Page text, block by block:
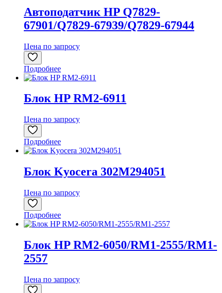
Автоподатчик HP Q7829-
67901/Q7829-67939/Q7829-67944
Цена по запросу
Подробнее
Блок HP RM2-6911
Цена по запросу
Подробнее
Блок Kyocera 302M294051
Цена по запросу
Подробнее
Блок HP RM2-6050/RM1-2555/RM1-
2557
Цена по запросу